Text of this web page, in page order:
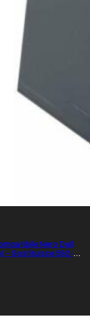
Nero Dell
– Sostituisce 592-